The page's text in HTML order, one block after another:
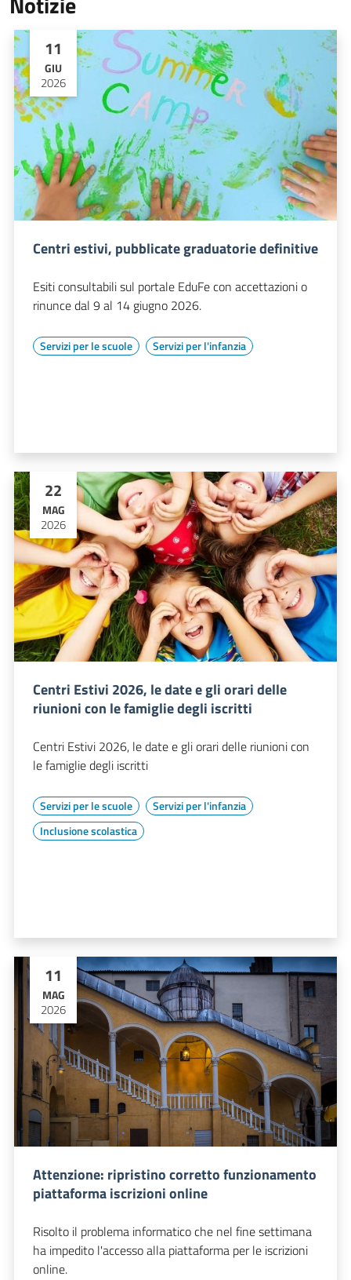
11
GIU
2026
Centri estivi, pubblicate graduatorie definitive
Esiti consultabili sul portale EduFe con accettazioni o
rinunce dal 9 al 14 giugno 2026.
Servizi per le scuole Servizi per l'infanzia
22
MAG
2026
Centri Estivi 2026, le date e gli orari delle
riunioni con le famiglie degli iscritti
Centri Estivi 2026, le date e gli orari delle riunioni con
le famiglie degli iscritti
Servizi per le scuole
Servizi per l'infanzia
Inclusione scolastica
11
MAG
2026
Attenzione: ripristino corretto funzionamento
piattaforma iscrizioni online
Risolto il problema informatico che nel fine settimana
ha impedito l'accesso alla piattaforma per le iscrizioni
online.